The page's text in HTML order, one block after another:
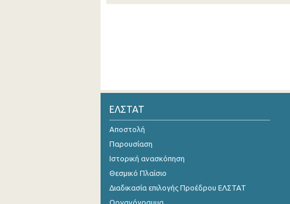
ΕΛΣΤΑΤ
Αποστολή
Παρουσίαση
Ιστορική ανασκόπηση
Θεσμικό Πλαίσιο
Διαδικασία επιλογής Προέδρου ΕΛΣΤΑΤ